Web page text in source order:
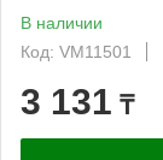
В наличии
Код: VM11501
3 131 ₸